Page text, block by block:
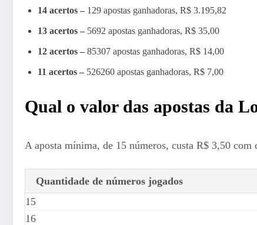
14 acertos – 129 apostas ganhadoras, R$ 3.195,82
13 acertos – 5692 apostas ganhadoras, R$ 35,00
12 acertos – 85307 apostas ganhadoras, R$ 14,00
11 acertos – 526260 apostas ganhadoras, R$ 7,00
Qual o valor das apostas da
A aposta mínima, de 15 números, custa R$ 3,50
Quantidade de números jogados
15
16